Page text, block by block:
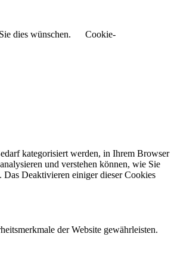
dies wünschen.
Cookie-
kategorisiert werden, in Ihrem Browser
und verstehen können, wie Sie
Deaktivieren einiger dieser Cookies
der Website gewährleisten.